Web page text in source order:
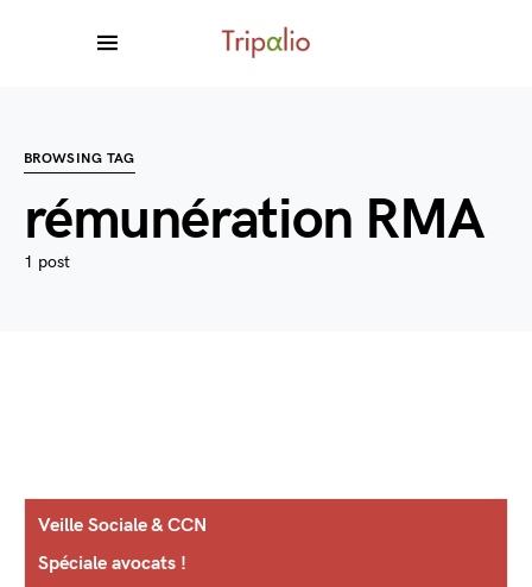
BROWSING TAG
rémunération RMA
1 post
Veille Sociale & CCN
Spéciale avocats !